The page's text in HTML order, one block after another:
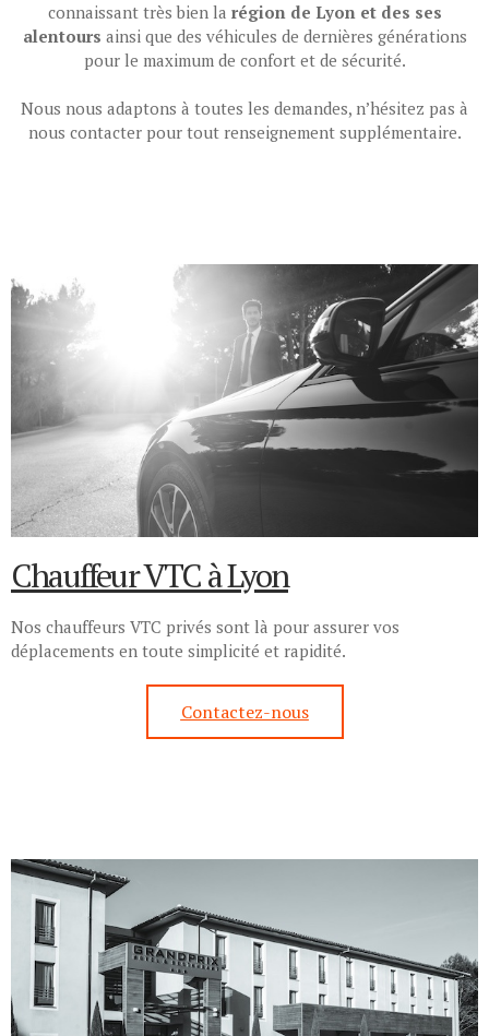
connaissant très bien la région de Lyon et des ses
alentours ainsi que des véhicules de dernières générations
pour le maximum de confort et de sécurité.
Nous nous adaptons à toutes les demandes, n’hésitez pas à
nous contacter pour tout renseignement supplémentaire.
Chauffeur VTC à Lyon
Nos chauffeurs VTC privés sont là pour assurer vos
déplacements en toute simplicité et rapidité.
Contactez-nous